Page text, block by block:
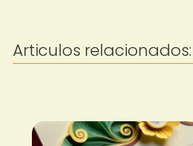
Articulos relacionados: